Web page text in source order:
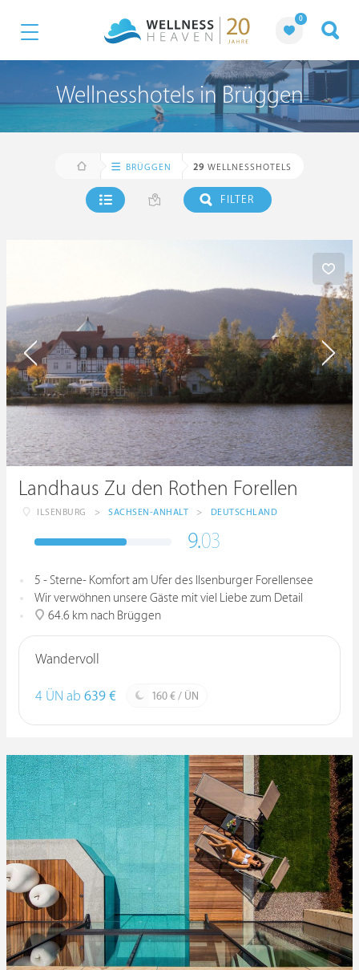
0
Wellnesshotels in Brüggen
BRÜGGEN 29 WELLNESSHOTELS
FILTER
Landhaus Zu den Rothen Forellen
ILSENBURG > SACHSEN-ANHALT > DEUTSCHLAND
9.03
5 - Sterne- Komfort am Ufer des Ilsenburger Forellensee
Wir verwöhnen unsere Gäste mit viel Liebe zum Detail
64.6 km nach Brüggen
Wandervoll
4 ÜN ab 639 € 160 € / ÜN